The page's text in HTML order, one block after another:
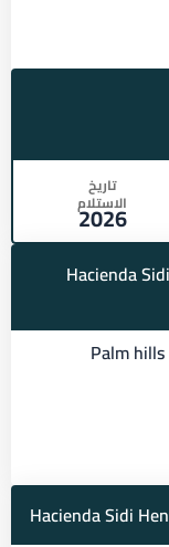
تاريخ
الاستلام
2026
المطور العقاري لهاسيندا سيدي حنيش | Hacienda Sidi